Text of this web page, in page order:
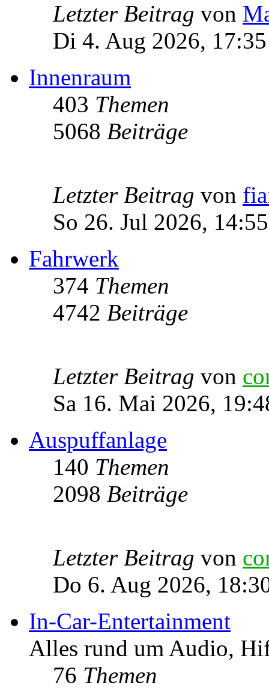
Letzter Beitrag von
Di 4. Aug 2026, 17:35
Innenraum
403 Themen
5068 Beiträge
Letzter Beitrag von
So 26. Jul 2026, 14:55
Fahrwerk
374 Themen
4742 Beiträge
Letzter Beitrag von
Sa 16. Mai 2026,
Auspuffanlage
140 Themen
2098 Beiträge
Letzter Beitrag von
Do 6. Aug 2026,
In-Car-Entertainment
Alles rund um Audio,
76 Themen